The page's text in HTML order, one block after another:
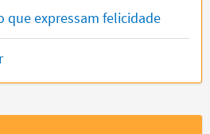
que expressam felicidade